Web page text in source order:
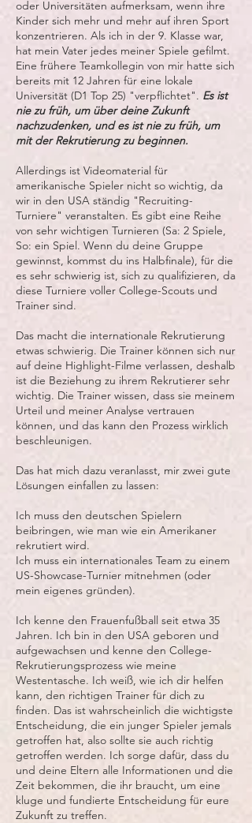
oder Universitäten aufmerksam, wenn ihre
Kinder sich mehr und mehr auf ihren Sport
konzentrieren. Als ich in der 9. Klasse war,
hat mein Vater jedes meiner Spiele gefilmt.
Eine frühere Teamkollegin von mir hatte sich
bereits mit 12 Jahren für eine lokale
Universität (D1 Top 25) "verpflichtet". Es ist
nie zu früh, um über deine Zukunft
nachzudenken, und es ist nie zu früh, um
mit der Rekrutierung zu beginnen.
Allerdings ist Videomaterial für
amerikanische Spieler nicht so wichtig, da
wir in den USA ständig "Recruiting-
Turniere" veranstalten. Es gibt eine Reihe
von sehr wichtigen Turnieren (Sa: 2 Spiele,
So: ein Spiel. Wenn du deine Gruppe
gewinnst, kommst du ins Halbfinale), für die
es sehr schwierig ist, sich zu qualifizieren, da
diese Turniere voller College-Scouts und
Trainer sind.
Das macht die internationale Rekrutierung
etwas schwierig. Die Trainer können sich nur
auf deine Highlight-Filme verlassen, deshalb
ist die Beziehung zu ihrem Rekrutierer sehr
wichtig. Die Trainer wissen, dass sie meinem
Urteil und meiner Analyse vertrauen
können, und das kann den Prozess wirklich
beschleunigen.
Das hat mich dazu veranlasst, mir zwei gute
Lösungen einfallen zu lassen:
Ich muss den deutschen Spielern
beibringen, wie man wie ein Amerikaner
rekrutiert wird.
Ich muss ein internationales Team zu einem
US-Showcase-Turnier mitnehmen (oder
mein eigenes gründen).
Ich kenne den Frauenfußball seit etwa 35
Jahren. Ich bin in den USA geboren und
aufgewachsen und kenne den College-
Rekrutierungsprozess wie meine
Westentasche. Ich weiß, wie ich dir helfen
kann, den richtigen Trainer für dich zu
finden. Das ist wahrscheinlich die wichtigste
Entscheidung, die ein junger Spieler jemals
getroffen hat, also sollte sie auch richtig
getroffen werden. Ich sorge dafür, dass du
und deine Eltern alle Informationen und die
Zeit bekommen, die ihr braucht, um eine
kluge und fundierte Entscheidung für eure
Zukunft zu treffen.